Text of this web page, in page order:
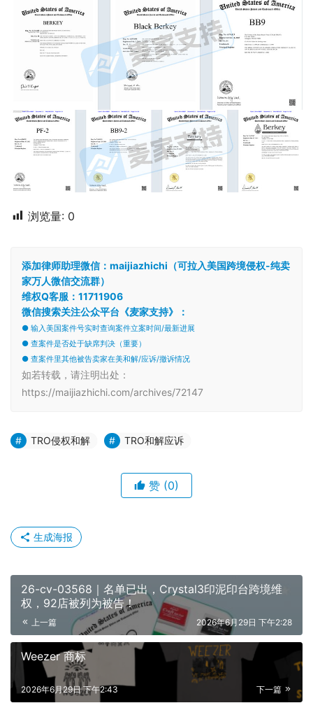
浏览量: 0
添加律师助理微信：maijiazhichi（可拉入美国跨境侵权-纯卖
家万人微信交流群）
维权Q客服：11711906
微信搜索关注公众平台《麦家支持》：
● 输入美国案件号实时查询案件立案时间/最新进展
● 查案件是否处于缺席判决（重要）
● 查案件里其他被告卖家在美和解/应诉/撤诉情况
如若转载，请注明出处：
https://maijiazhichi.com/archives/72147
TRO侵权和解 TRO和解应诉
赞 (0)
生成海报
26-cv-03568｜名单已出，Crystal3印泥印台跨境维
权，92店被列为被告！
上一篇 2026年6月29日 下午2:28
Weezer 商标
下一篇
2026年6月29日 下午2:43